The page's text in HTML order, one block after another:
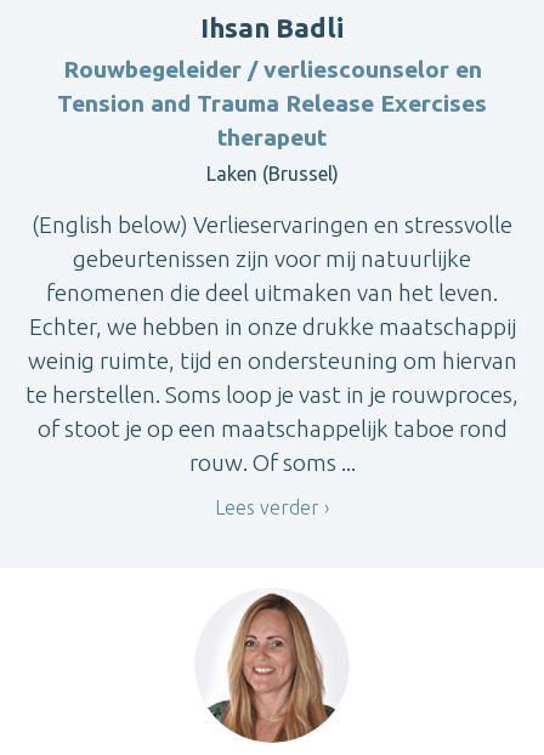
Ihsan Badli
Rouwbegeleider / verliescounselor en
Tension and Trauma Release Exercises
therapeut
Laken (Brussel)
(English below) Verlieservaringen en stressvolle
gebeurtenissen zijn voor mij natuurlijke
fenomenen die deel uitmaken van het leven.
Echter, we hebben in onze drukke maatschappij
weinig ruimte, tijd en ondersteuning om hiervan
te herstellen. Soms loop je vast in je rouwproces,
of stoot je op een maatschappelijk taboe rond
rouw. Of soms ...
Lees verder